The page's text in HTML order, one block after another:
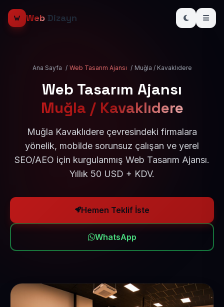
Web Dizayn
Ana Sayfa / Web Tasarım Ajansı / Muğla / Kavaklıdere
Web Tasarım Ajansı
Muğla / Kavaklıdere
Muğla Kavaklıdere çevresindeki firmalara
yönelik, mobilde sorunsuz çalışan ve yerel
SEO/AEO için kurgulanmış Web Tasarım Ajansı.
Yıllık 50 USD + KDV.
Hemen Teklif İste
WhatsApp